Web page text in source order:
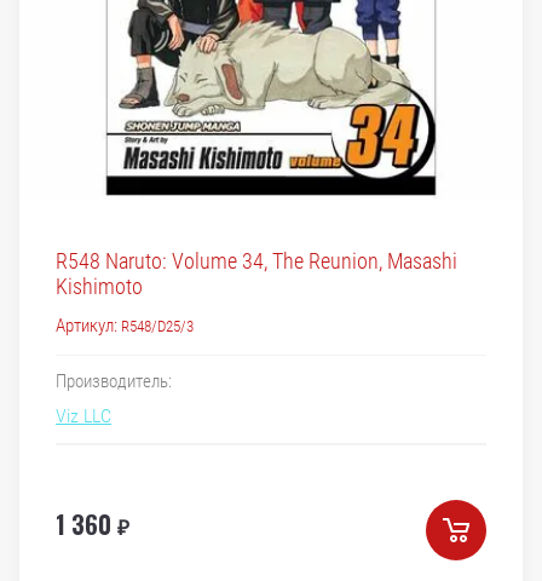
R548 Naruto: Volume 34, The Reunion, Masashi
Kishimoto
Артикул: R548/D25/3
Производитель:
Viz LLC
1 360 ₽